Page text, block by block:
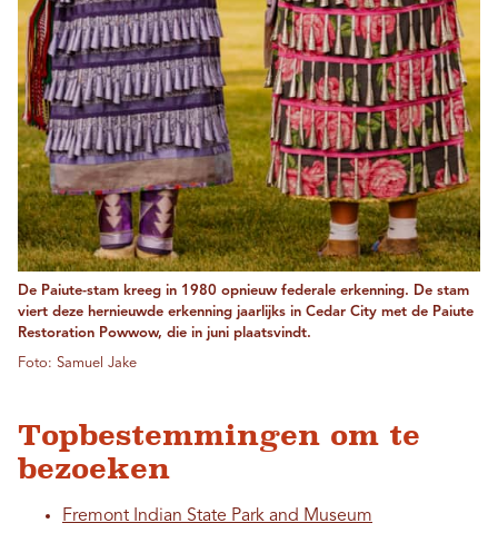
De Paiute-stam kreeg in 1980 opnieuw federale erkenning. De stam
viert deze hernieuwde erkenning jaarlijks in Cedar City met de Paiute
Restoration Powwow, die in juni plaatsvindt.
Foto: Samuel Jake
Topbestemmingen om te
bezoeken
Fremont Indian State Park and Museum